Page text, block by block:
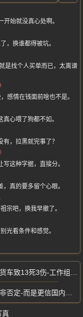
始就没真心处啊。
，换谁都得被坑。
是找个人买单而已，太离谱
感情在钱面前啥也不是。
心喂了狗都不如。
，拉黑就完事了？
这种字据，直接分。
真的要多留个心眼。
宗吧，换我早撤了。
光看条件和感觉。
死3伤-工作组紧急调查
而是更信国内本土人才
真